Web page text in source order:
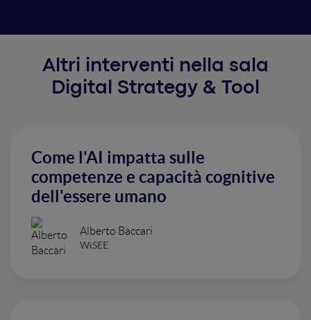
Altri interventi nella sala
Digital Strategy & Tool
Come l'AI impatta sulle
competenze e capacità cognitive
dell'essere umano
Alberto Baccari
WiSEE